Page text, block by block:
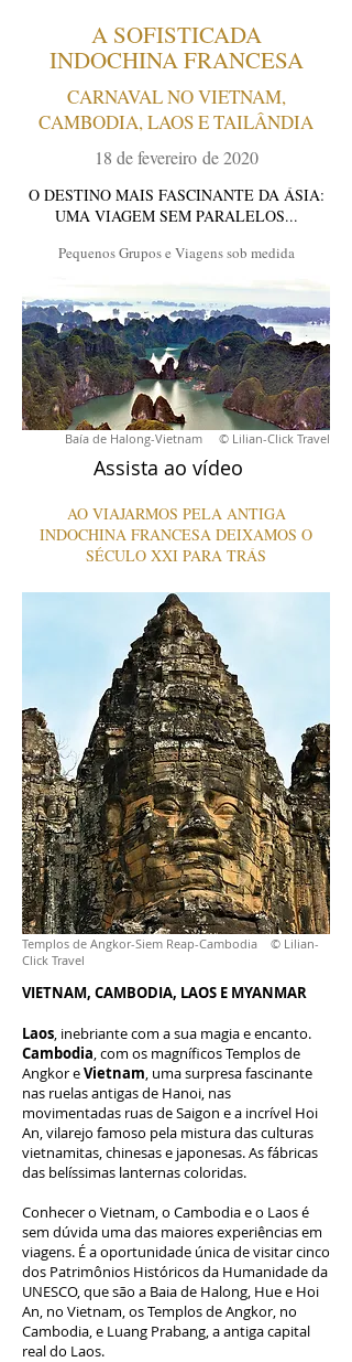
A SOFISTICADA
INDOCHINA FRANCESA
CARNAVAL NO VIETNAM,
CAMBODIA, LAOS E TAILÂNDIA
18 de fevereiro de 2020
O DESTINO MAIS FASCINANTE DA ÁSIA:
UMA VIAGEM SEM PARALELOS...
Pequenos Grupos e Viagens sob medida
Baía de Halong-Vietnam © Lilian-Click Travel
Assista ao vídeo
AO VIAJARMOS PELA ANTIGA
INDOCHINA FRANCESA DEIXAMOS O
SÉCULO XXI PARA TRÁS
Templos de Angkor-Siem Reap-Cambodia © Lilian-
Click Travel
VIETNAM, CAMBODIA, LAOS E MYANMAR
Laos, inebriante com a sua magia e encanto.
Cambodia, com os magníficos Templos de
Angkor eVietnam, uma surpresa fascinante
nas ruelas antigas de Hanoi, nas
movimentadas ruas de Saigon e a incrível Hoi
An, vilarejo famoso pela mistura das culturas
vietnamitas, chinesas e japonesas. As fábricas
das belíssimas lanternas coloridas.
Conhecer o Vietnam, o Cambodia e o Laos é
sem dúvida uma das maiores experiências em
viagens. É a oportunidade única de visitar cinco
dos Patrimônios Históricos da Humanidade da
UNESCO, que são a Baia de Halong, Hue e Hoi
An, no Vietnam, os Templos de Angkor, no
Cambodia, e Luang Prabang, a antiga capital
real do Laos.